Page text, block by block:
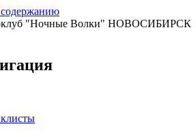
"Ночные Волки" НОВОСИБИРСК